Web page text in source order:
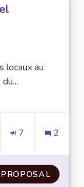
locaux au
7 2
MISE